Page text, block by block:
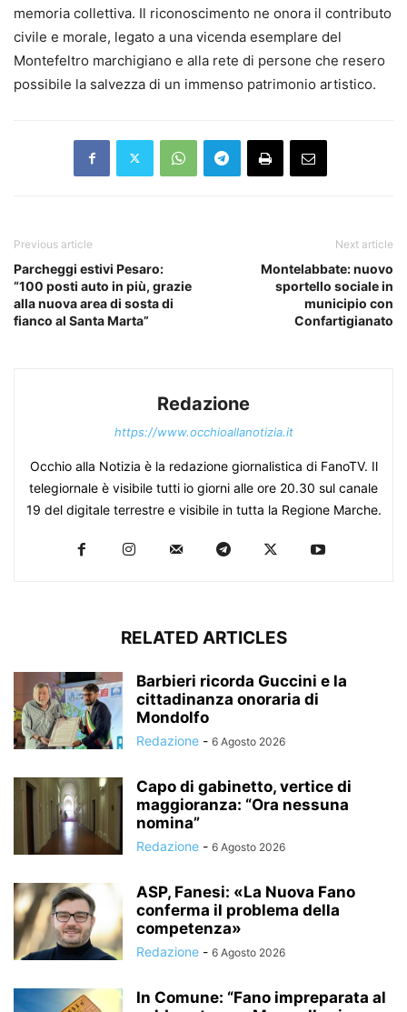
memoria collettiva. Il riconoscimento ne onora il contributo
civile e morale, legato a una vicenda esemplare del
Montefeltro marchigiano e alla rete di persone che resero
possibile la salvezza di un immenso patrimonio artistico.
Previous article
Parcheggi estivi Pesaro:
“100 posti auto in più, grazie
alla nuova area di sosta di
fianco al Santa Marta”
Next article
Montelabbate: nuovo
sportello sociale in
municipio con
Confartigianato
Redazione
https://www.occhioallanotizia.it
Occhio alla Notizia è la redazione giornalistica di FanoTV. Il
telegiornale è visibile tutti io giorni alle ore 20.30 sul canale
19 del digitale terrestre e visibile in tutta la Regione Marche.
RELATED ARTICLES
Barbieri ricorda Guccini e la
cittadinanza onoraria di
Mondolfo
Redazione - 6 Agosto 2026
Capo di gabinetto, vertice di
maggioranza: “Ora nessuna
nomina”
Redazione - 6 Agosto 2026
ASP, Fanesi: «La Nuova Fano
conferma il problema della
competenza»
Redazione - 6 Agosto 2026
In Comune: “Fano impreparata al